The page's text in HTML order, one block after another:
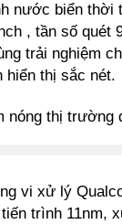
nước biển thời
, tần số quét
trải nghiệm
hiển thị sắc nét.
vi xử lý
trình 11nm,